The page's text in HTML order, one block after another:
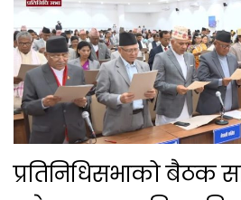
प्रतिनिधिसभाको बैठक